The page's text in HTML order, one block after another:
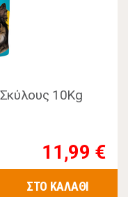
10Kg
11,99 €
ΣΤΟ ΚΑΛΑΘΙ